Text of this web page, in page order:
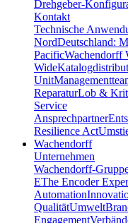
Drehgeber-
Kontakt
Technische
NordDeutschland:
PacificWachendorff
Wide
Unit
ReparaturLob &
Service
Ansprechpartner
Resilience Act
Wachendorff
Unternehmen
Wachendorff-
EThe Encoder
Automation
QualitätUmwelt
Engagement